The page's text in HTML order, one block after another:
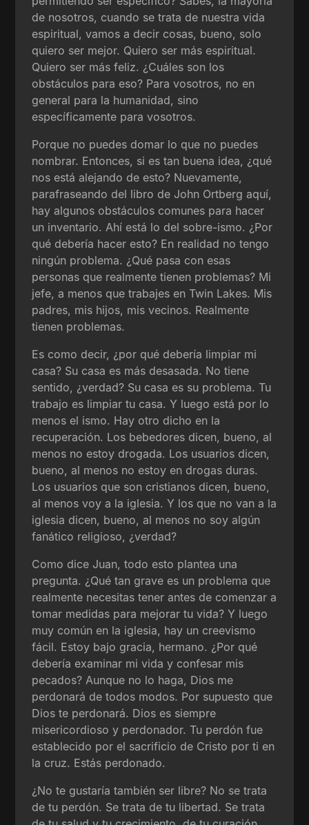
de nosotros, cuando se trata de nuestra vida
espiritual, vamos a decir cosas, bueno, solo
quiero ser mejor. Quiero ser más espiritual.
Quiero ser más feliz. ¿Cuáles son los
obstáculos para eso? Para vosotros, no en
general para la humanidad, sino
específicamente para vosotros.
Porque no puedes domar lo que no puedes
nombrar. Entonces, si es tan buena idea, ¿qué
nos está alejando de esto? Nuevamente,
parafraseando del libro de John Ortberg aquí,
hay algunos obstáculos comunes para hacer
un inventario. Ahí está lo del sobre-ismo. ¿Por
qué debería hacer esto? En realidad no tengo
ningún problema. ¿Qué pasa con esas
personas que realmente tienen problemas? Mi
jefe, a menos que trabajes en Twin Lakes. Mis
padres, mis hijos, mis vecinos. Realmente
tienen problemas.
Es como decir, ¿por qué debería limpiar mi
casa? Su casa es más desasada. No tiene
sentido, ¿verdad? Su casa es su problema. Tu
trabajo es limpiar tu casa. Y luego está por lo
menos el ismo. Hay otro dicho en la
recuperación. Los bebedores dicen, bueno, al
menos no estoy drogada. Los usuarios dicen,
bueno, al menos no estoy en drogas duras.
Los usuarios que son cristianos dicen, bueno,
al menos voy a la iglesia. Y los que no van a la
iglesia dicen, bueno, al menos no soy algún
fanático religioso, ¿verdad?
Como dice Juan, todo esto plantea una
pregunta. ¿Qué tan grave es un problema que
realmente necesitas tener antes de comenzar a
tomar medidas para mejorar tu vida? Y luego
muy común en la iglesia, hay un creevismo
fácil. Estoy bajo gracia, hermano. ¿Por qué
debería examinar mi vida y confesar mis
pecados? Aunque no lo haga, Dios me
perdonará de todos modos. Por supuesto que
Dios te perdonará. Dios es siempre
misericordioso y perdonador. Tu perdón fue
establecido por el sacrificio de Cristo por ti en
la cruz. Estás perdonado.
¿No te gustaría también ser libre? No se trata
de tu perdón. Se trata de tu libertad. Se trata